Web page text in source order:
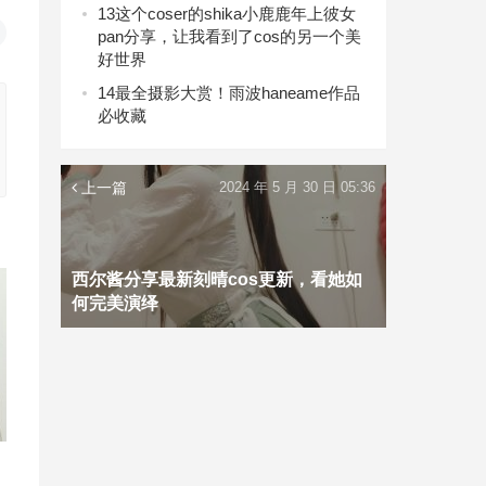
13这个coser的shika小鹿鹿年上彼女
pan分享，让我看到了cos的另一个美
好世界
14最全摄影大赏！雨波haneame作品
必收藏
上一篇
西尔酱分享最新刻晴cos更新，看她如
何完美演绎
2024 年 5 月 30 日 05:36